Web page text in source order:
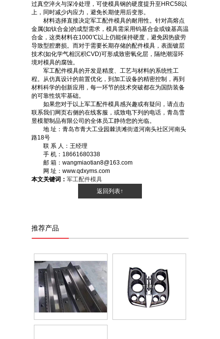
过真空淬火与深冷处理，可使模具钢的硬度提升至HRC58以
上，同时减少内应力，避免长期使用后变形。
材料选择直接决定军工配件模具的耐用性。针对高熔点
金属(如钛合金)的成型需求，模具需采用钨基合金或镍基高温
合金，这类材料在1000℃以上仍能保持硬度，避免因热疲劳
导致型腔磨损。而对于需要长期存储的配件模具，表面镀层
技术(如化学气相沉积CVD)可形成致密氧化层，隔绝潮湿环
境对模具的腐蚀。
军工配件模具的开发是精度、工艺与材料的系统性工
程。从仿真设计的前置优化，到加工设备的精密控制，再到
材料科学的创新应用，每一环节的技术突破都在为国防装备
的可靠性筑牢基础。
如果您对于以上军工配件模具感兴趣或有疑问，请点击
联系我们网页右侧的在线客服，或致电下列的电话，青岛雪
昱模塑制品有限公司的全体员工静待您的光临。
地 址：青岛市青大工业园棘洪滩街道河南头社区河南头
路18号
联 系 人：王经理
手 机：18661680338
邮 箱：wangmiaotian8@163.com
网 址：www.qdxyms.com
本文关键词： 军工配件模具
返回列表↑
推荐产品